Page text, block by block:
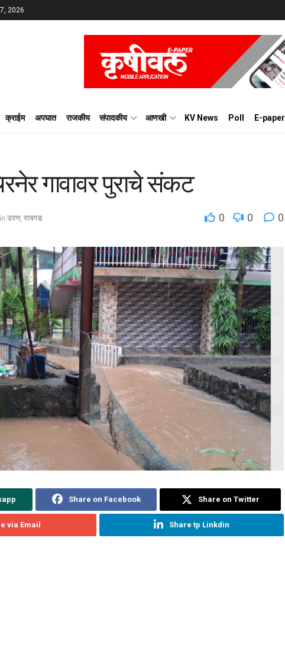
2026
क्राईम अपघात राजकीय संपादकीय आणखी KV News Poll E-paper
गावावर पुराचे संकट
in उरण, रायगड 0 0 0
Share on Facebook Share on Twitter
via Email Share tp Linkdin